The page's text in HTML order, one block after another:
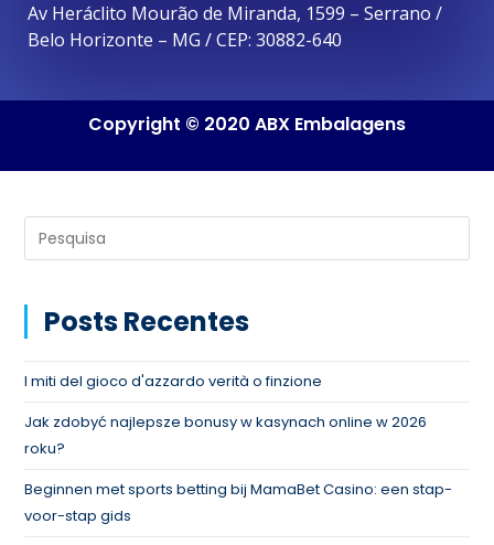
Av Heráclito Mourão de Miranda, 1599 – Serrano /
Belo Horizonte – MG / CEP: 30882-640
Copyright © 2020 ABX Embalagens
Posts Recentes
I miti del gioco d'azzardo verità o finzione
Jak zdobyć najlepsze bonusy w kasynach online w 2026
roku?
Beginnen met sports betting bij MamaBet Casino: een stap-
voor-stap gids